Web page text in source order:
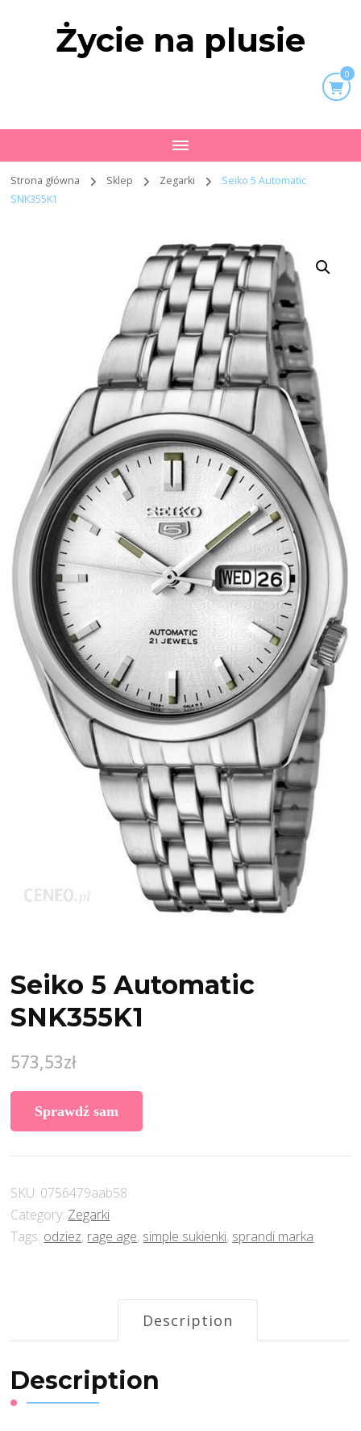
Życie na plusie
0
Strona główna Sklep Zegarki
Seiko 5 Automatic
SNK355K1
Seiko 5 Automatic
SNK355K1
573,53zł
Sprawdź sam
SKU: 0756479aab58
Category: Zegarki
Tags: odziez, rage age, simple sukienki, sprandi marka
Description
Description